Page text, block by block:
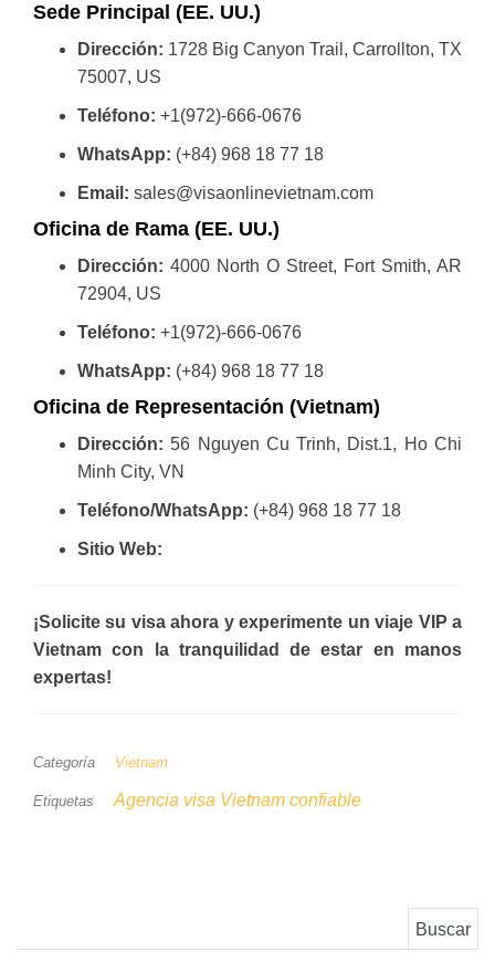
Sede Principal (EE. UU.)
Dirección: 1728 Big Canyon Trail, Carrollton, TX
75007, US
Teléfono: +1(972)-666-0676
WhatsApp: (+84) 968 18 77 18
Email: sales@visaonlinevietnam.com
Oficina de Rama (EE. UU.)
Dirección: 4000 North O Street, Fort Smith, AR
72904, US
Teléfono: +1(972)-666-0676
WhatsApp: (+84) 968 18 77 18
Oficina de Representación (Vietnam)
Dirección: 56 Nguyen Cu Trinh, Dist.1, Ho Chi
Minh City, VN
Teléfono/WhatsApp: (+84) 968 18 77 18
Sitio Web:
¡Solicite su visa ahora y experimente un viaje VIP a
Vietnam con la tranquilidad de estar en manos
expertas!
Categoría Vietnam
Etiquetas Agencia visa Vietnam confiable